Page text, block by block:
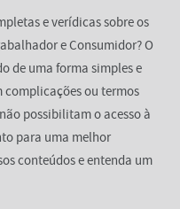
e verídicas sobre os
e Consumidor? O
de uma forma simples e
ou termos
possibilitam o acesso à
para uma melhor
conteúdos e entenda um